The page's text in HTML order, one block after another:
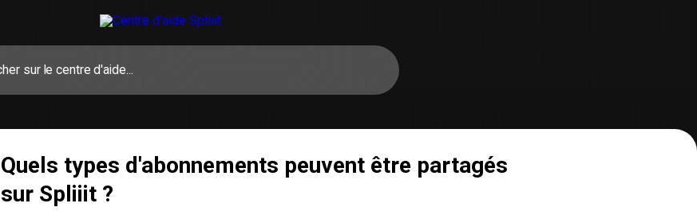
Quels types d'abonnements peuvent être partagés
sur Spliiit ?